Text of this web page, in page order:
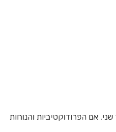
אם הפרודוקטיביות והנוחות